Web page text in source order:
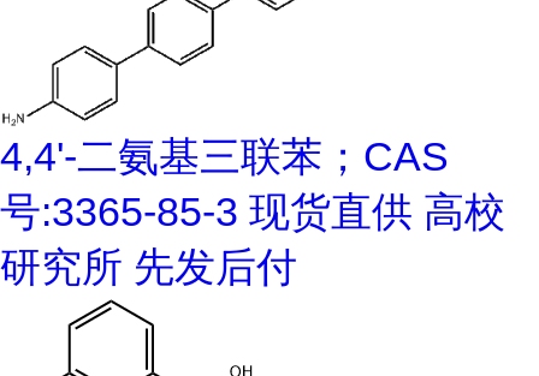
4,4'-二氨基三联苯；CAS
号:3365-85-3 现货直供 高校
研究所 先发后付